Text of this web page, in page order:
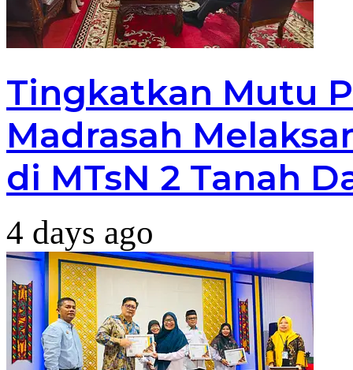
Tingkatkan Mutu
Madrasah
di MTsN 2 Tanah
4 days ago